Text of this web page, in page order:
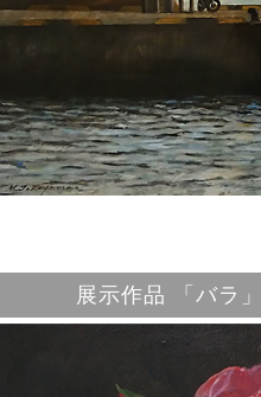
展示作品 「バラ